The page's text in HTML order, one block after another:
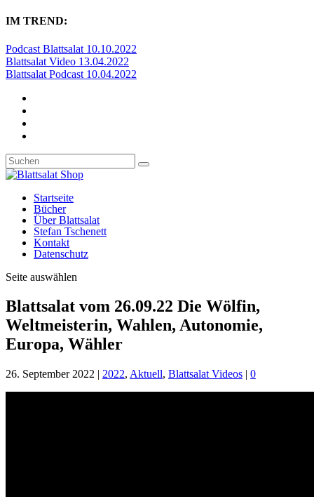
IM TREND:
Podcast Blattsalat 10.10.2022
Blattsalat Video 13.04.2022
Blattsalat Podcast 10.04.2022
Startseite
Bücher
Über Blattsalat
Stefan Tschenett
Kontakt
Datenschutz
Seite auswählen
Blattsalat vom 26.09.22 Die Wölfin,
Weltmeisterin, Wahlen, Autonomie,
Europa, Wähler
26. September 2022 | 2022, Aktuell, Blattsalat Videos | 0